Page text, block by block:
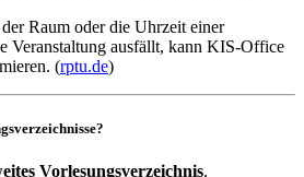
Raum oder die Uhrzeit einer
Veranstaltung ausfällt, kann KIS-Office
(rptu.de)
Vorlesungsverzeichnis.